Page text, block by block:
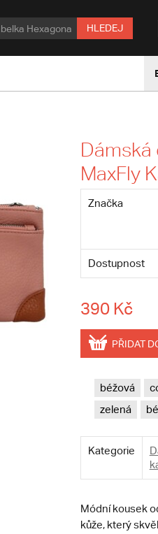
HLEDEJ
MaxFly
Značka
Dostupnost
390 Kč
PŘIDAT
béžová
zelená
Kategorie
Módní kousek
kůže, který